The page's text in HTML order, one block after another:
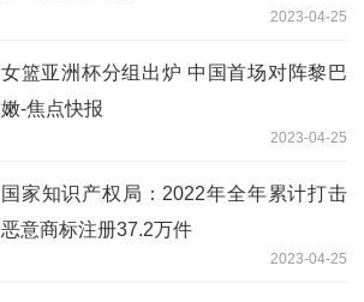
2023-04-25
女篮亚洲杯分组出炉 中国首场对阵黎巴
嫩-焦点快报
2023-04-25
国家知识产权局：2022年全年累计打击
恶意商标注册37.2万件
2023-04-25